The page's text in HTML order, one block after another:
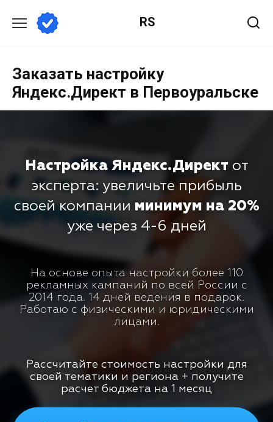
RS
Заказать настройку
Яндекс.Директ в Первоуральске
Настройка Яндекс.Директ от
эксперта: увеличьте прибыль
своей компании минимум на 20%
уже через 4-6 дней
На основе опыта настройки более 110
рекламных кампаний по всей России с
2014 года. 14 дней ведения в подарок.
Работаю с физическими и юридическими
лицами.
Рассчитайте стоимость настройки для
своей тематики и региона + получите
расчет бюджета на 1 месяц